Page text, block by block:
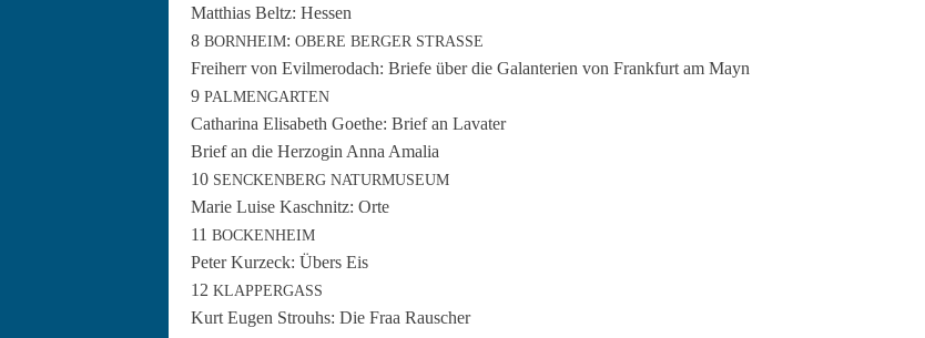
Matthias Beltz: Hessen
8 BORNHEIM: OBERE BERGER STRASSE
Frei­herr von Evilmero­dach: Briefe über die Galante­rien von Frank­furt am Mayn
9 PALMENGARTEN
Catha­ri­na Elis­a­beth Goethe: Brief an Lavater
Brief an die Her­zo­gin Anna Amalia
10 SENCKENBERG NATURMUSEUM
Marie Luise Kaschnitz: Orte
11 BOCKENHEIM
Peter Kurzeck: Übers Eis
12 KLAPPERGASS
Kurt Eugen Strouhs: Die Fraa Rauscher